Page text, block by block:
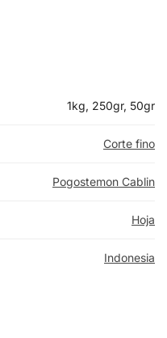
1kg, 250gr, 50gr
Corte fino
Pogostemon Cablin
Hoja
Indonesia